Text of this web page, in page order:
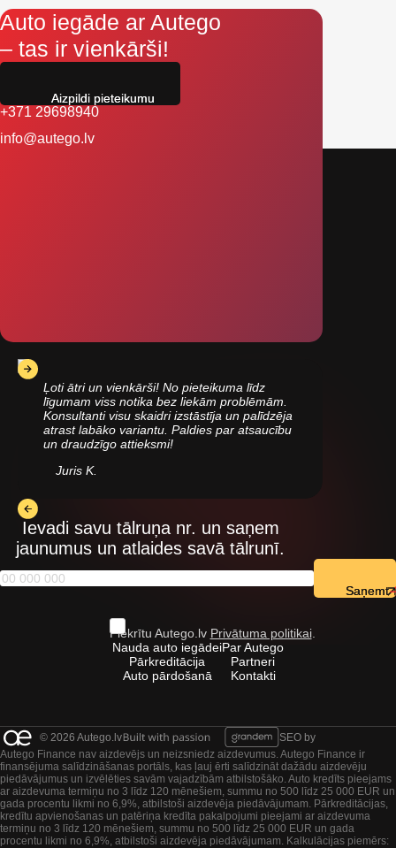
Auto iegāde ar Autego
– tas ir vienkārši!
+371 29698940
info@autego.lv
Ļoti ātri un vienkārši! No pieteikuma līdz
līgumam viss notika bez liekām problēmām.
Konsultanti visu skaidri izstāstīja un palīdzēja
atrast labāko variantu. Paldies par atsaucību
un draudzīgo attieksmi!
Juris K.
Ievadi savu tālruņa nr. un saņem
jaunumus un atlaides savā tālrunī.
Piekrītu Autego.lv Privātuma politikai.
Nauda auto iegādei
Pārkreditācija
Auto pārdošanā
Par Autego
Partneri
Kontakti
© 2026 Autego.lv
SEO by
Autego Finance nav aizdevējs un neizsniedz aizdevumus. Autego Finance ir
finansējuma salīdzināšanas portāls, kas ļauj ērti salīdzināt dažādu aizdevēju
piedāvājumus un izvēlēties savām vajadzībām atbilstošāko. Auto kredīts pieejams
ar aizdevuma termiņu no 3 līdz 120 mēnešiem, summu no 500 līdz 25 000 EUR un
gada procentu likmi no 6,9%, atbilstoši aizdevēja piedāvājumam. Pārkreditācijas,
kredītu apvienošanas un patēriņa kredīta pakalpojumi pieejami ar aizdevuma
termiņu no 3 līdz 120 mēnešiem, summu no 500 līdz 25 000 EUR un gada
procentu likmi no 6,9%, atbilstoši aizdevēja piedāvājumam. Kalkulācijas piemērs: